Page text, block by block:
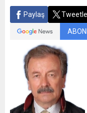
Paylaş Tweetle